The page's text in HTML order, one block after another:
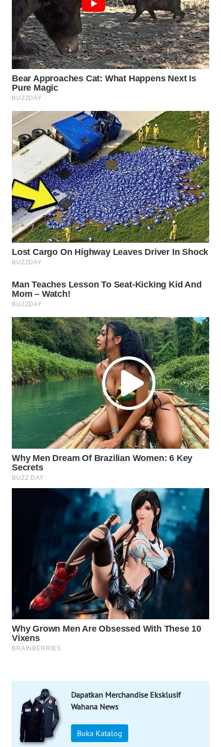
Dapatkan Merchandise Eksklusif
Wahana News
Buka Katalog
WAHANA
INFRASTRUKTUR
WAHANA
KONSUMEN
WAHANA
WAHANA
TRAVEL
WAHANA
TV
WAHANANEWS
ID
WAHANANEWS
CO ID
NET
SPORT
WAHANA
UMKM
WAHANA
SELEB
WAHANA
WAHANA
OTOMOTIF
WAHANA
Wahana
Network
KONSUMEN
KELISTRIKAN
WALINKI
ID